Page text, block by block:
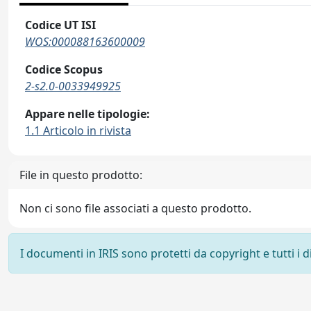
Codice UT ISI
WOS:000088163600009
Codice Scopus
2-s2.0-0033949925
Appare nelle tipologie:
1.1 Articolo in rivista
File in questo prodotto:
Non ci sono file associati a questo prodotto.
I documenti in IRIS sono protetti da copyright e tutti i